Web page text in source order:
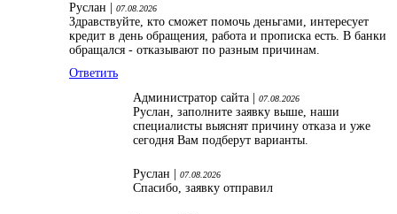
Руслан | 07.08.2026
Здравствуйте, кто сможет помочь деньгами, интересует
кредит в день обращения, работа и прописка есть. В банки
обращался - отказывают по разным причинам.
Ответить
Администратор сайта |
07.08.2026
Руслан, заполните заявку выше, наши
специалисты выяснят причину отказа и уже
сегодня Вам подберут варианты.
Руслан | 07.08.2026
Спасибо, заявку отправил